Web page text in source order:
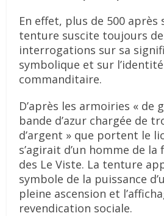
En effet, plus de 500 après
tenture suscite toujours
interrogations sur sa
symbolique et sur
commanditaire.
D’après les armoiries « de
bande d’azur chargée de
d’argent » que portent le
s’agirait d’un homme de
des Le Viste. La tenture
symbole de la puissance
pleine ascension et
revendication sociale.